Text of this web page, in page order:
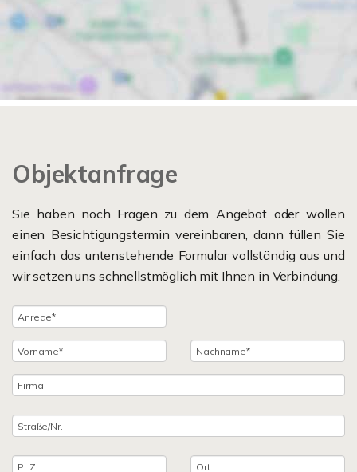
Objektanfrage
Sie haben noch Fragen zu dem Angebot oder wollen
einen Besichtigungstermin vereinbaren, dann füllen Sie
einfach das untenstehende Formular vollständig aus und
wir setzen uns schnellstmöglich mit Ihnen in Verbindung.